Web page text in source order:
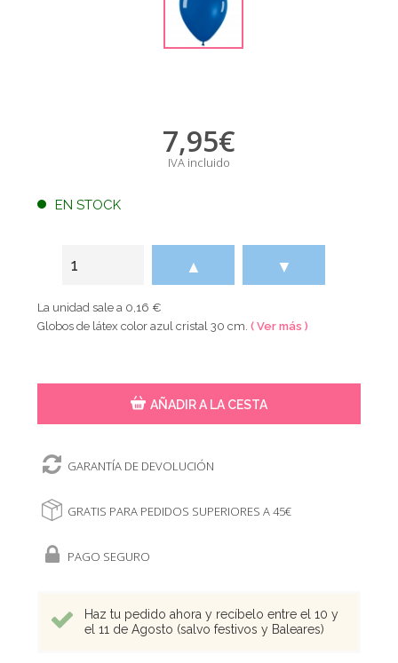
7,95€
IVA incluido
EN STOCK
▲ ▼
La unidad sale a 0,16 €
Globos de látex color azul cristal 30 cm.( Ver más )
AÑADIR A LA CESTA
GARANTÍA DE DEVOLUCIÓN
GRATIS PARA PEDIDOS SUPERIORES A 45€
PAGO SEGURO
Haz tu pedido ahora y recíbelo entre el 10 y
el 11 de Agosto (salvo festivos y Baleares)